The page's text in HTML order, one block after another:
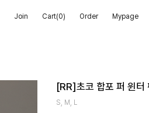
Join Cart(0) Order Mypage
[RR]초코 합포 퍼 윈터
S, M, L